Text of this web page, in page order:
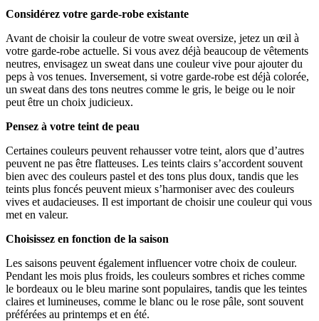
Considérez votre garde-robe existante
Avant de choisir la couleur de votre sweat oversize, jetez un œil à
votre garde-robe actuelle. Si vous avez déjà beaucoup de vêtements
neutres, envisagez un sweat dans une couleur vive pour ajouter du
peps à vos tenues. Inversement, si votre garde-robe est déjà colorée,
un sweat dans des tons neutres comme le gris, le beige ou le noir
peut être un choix judicieux.
Pensez à votre teint de peau
Certaines couleurs peuvent rehausser votre teint, alors que d’autres
peuvent ne pas être flatteuses. Les teints clairs s’accordent souvent
bien avec des couleurs pastel et des tons plus doux, tandis que les
teints plus foncés peuvent mieux s’harmoniser avec des couleurs
vives et audacieuses. Il est important de choisir une couleur qui vous
met en valeur.
Choisissez en fonction de la saison
Les saisons peuvent également influencer votre choix de couleur.
Pendant les mois plus froids, les couleurs sombres et riches comme
le bordeaux ou le bleu marine sont populaires, tandis que les teintes
claires et lumineuses, comme le blanc ou le rose pâle, sont souvent
préférées au printemps et en été.